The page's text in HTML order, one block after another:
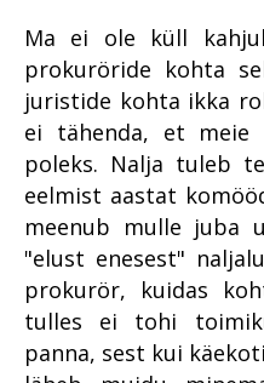
Ma ei ole küll
prokuröride kohta
juristide kohta ikka
ei tähenda, et meie
poleks. Nalja tuleb
eelmist aastat
meenub mulle juba
"elust enesest"
prokurör, kuidas
tulles ei tohi
panna, sest kui